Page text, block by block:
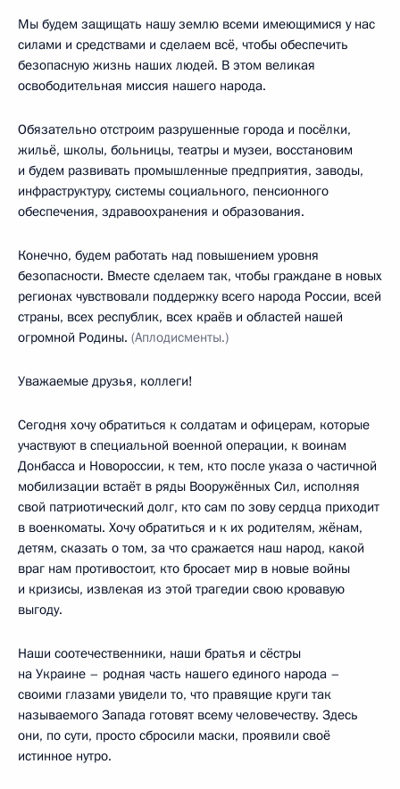
Мы будем защищать нашу землю всеми имеющимися у нас
силами и средствами и сделаем всё, чтобы обеспечить
безопасную жизнь наших людей. В этом великая
освободительная миссия нашего народа.
Обязательно отстроим разрушенные города и посёлки,
жильё, школы, больницы, театры и музеи, восстановим
и будем развивать промышленные предприятия, заводы,
инфраструктуру, системы социального, пенсионного
обеспечения, здравоохранения и образования.
Конечно, будем работать над повышением уровня
безопасности. Вместе сделаем так, чтобы граждане в новых
регионах чувствовали поддержку всего народа России, всей
страны, всех республик, всех краёв и областей нашей
огромной Родины. (Аплодисменты.)
Уважаемые друзья, коллеги!
Сегодня хочу обратиться к солдатам и офицерам, которые
участвуют в специальной военной операции, к воинам
Донбасса и Новороссии, к тем, кто после указа о частичной
мобилизации встаёт в ряды Вооружённых Сил, исполняя
свой патриотический долг, кто сам по зову сердца приходит
в военкоматы. Хочу обратиться и к их родителям, жёнам,
детям, сказать о том, за что сражается наш народ, какой
враг нам противостоит, кто бросает мир в новые войны
и кризисы, извлекая из этой трагедии свою кровавую
выгоду.
Наши соотечественники, наши братья и сёстры
на Украине – родная часть нашего единого народа –
своими глазами увидели то, что правящие круги так
называемого Запада готовят всему человечеству. Здесь
они, по сути, просто сбросили маски, проявили своё
истинное нутро.